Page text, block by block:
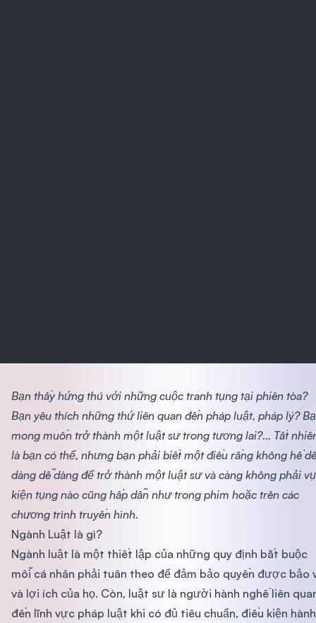
Bạn thấy hứng thú với những cuộc tranh tụng tại phiên tòa?
Bạn yêu thích những thứ liên quan đến pháp luật, pháp lý?
mong muốn trở thành một luật sư trong tương lai?... Tất
là bạn có thể, nhưng bạn phải biết một điều rằng không hề dễ
dàng dễ dàng để trở thành một luật sư và càng không phải vụ
kiện tụng nào cũng hấp dẫn như trong phim hoặc trên các
chương trình truyền hình.
Ngành Luật là gì?
Ngành luật là một thiết lập của những quy định bắt buộc
mỗi cá nhân phải tuân theo để đảm bảo quyền được bảo
và lợi ích của họ. Còn, luật sư là người hành nghề liên
đến lĩnh vực pháp luật khi có đủ tiêu chuẩn, điều kiện hành